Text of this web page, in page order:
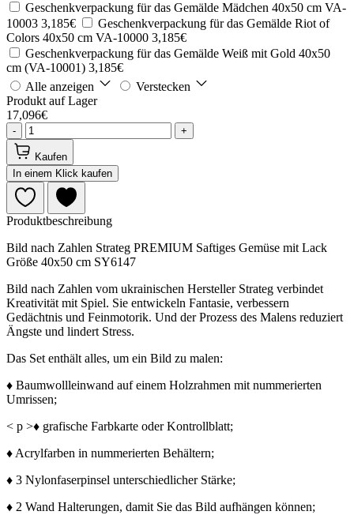
Geschenkverpackung für das Gemälde Mädchen 40x50 cm VA-
10003 3,185€
Geschenkverpackung für das Gemälde Riot of
Colors 40x50 cm VA-10000 3,185€
Geschenkverpackung für das Gemälde Weiß mit Gold 40x50
cm (VA-10001) 3,185€
Alle anzeigen
Verstecken
Produkt auf Lager
17,096€
- +
Kaufen
In einem Klick kaufen
Produktbeschreibung
Bild nach Zahlen Strateg PREMIUM Saftiges Gemüse mit Lack
Größe 40x50 cm SY6147
Bild nach Zahlen vom ukrainischen Hersteller Strateg verbindet
Kreativität mit Spiel. Sie entwickeln Fantasie, verbessern
Gedächtnis und Feinmotorik. Und der Prozess des Malens reduziert
Ängste und lindert Stress.
Das Set enthält alles, um ein Bild zu malen:
♦ Baumwollleinwand auf einem Holzrahmen mit nummerierten
Umrissen;
< p >♦ grafische Farbkarte oder Kontrollblatt;
♦ Acrylfarben in nummerierten Behältern;
♦ 3 Nylonfaserpinsel unterschiedlicher Stärke;
♦ 2 Wand Halterungen, damit Sie das Bild aufhängen können;